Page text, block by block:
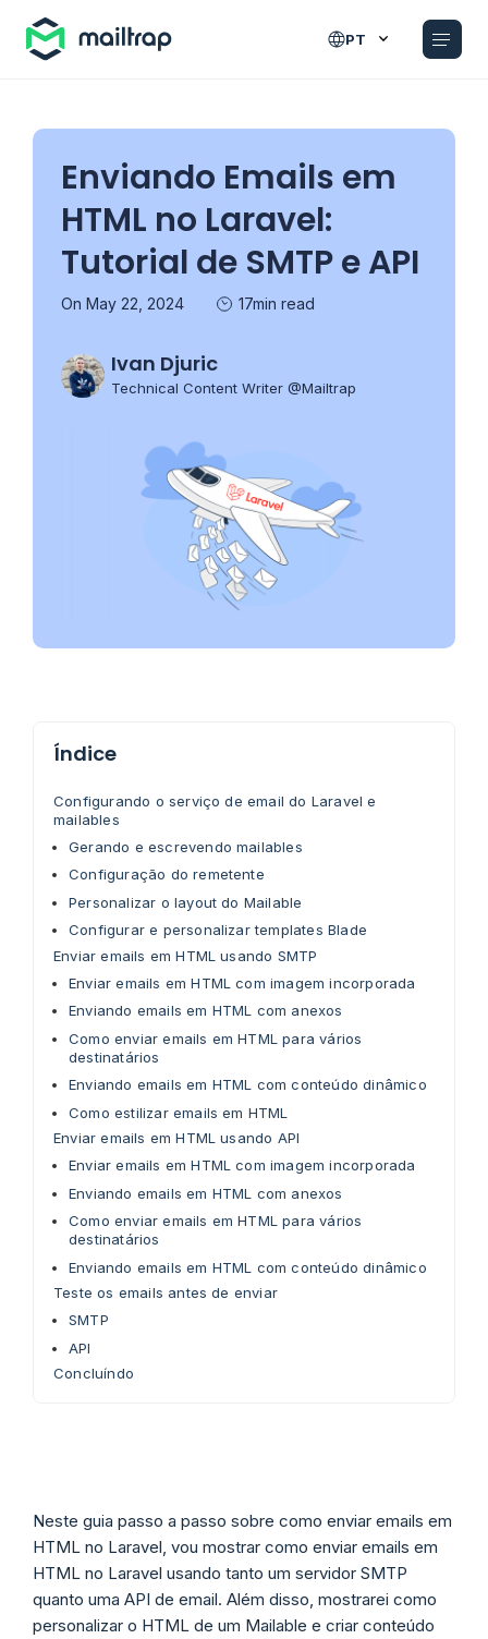
PT
Enviando Emails em
HTML no Laravel:
Tutorial de SMTP e API
On May 22, 2024 17min read
Ivan Djuric
Technical Content Writer @Mailtrap
Índice
Configurando o serviço de email do Laravel e
mailables
Gerando e escrevendo mailables
Configuração do remetente
Personalizar o layout do Mailable
Configurar e personalizar templates Blade
Enviar emails em HTML usando SMTP
Enviar emails em HTML com imagem incorporada
Enviando emails em HTML com anexos
Como enviar emails em HTML para vários
destinatários
Enviando emails em HTML com conteúdo dinâmico
Como estilizar emails em HTML
Enviar emails em HTML usando API
Enviar emails em HTML com imagem incorporada
Enviando emails em HTML com anexos
Como enviar emails em HTML para vários
destinatários
Enviando emails em HTML com conteúdo dinâmico
Teste os emails antes de enviar
SMTP
API
Concluíndo
Neste guia passo a passo sobre como enviar emails em
HTML no Laravel, vou mostrar como enviar emails em
HTML no Laravel usando tanto um servidor SMTP
quanto uma API de email. Além disso, mostrarei como
personalizar o HTML de um Mailable e criar conteúdo